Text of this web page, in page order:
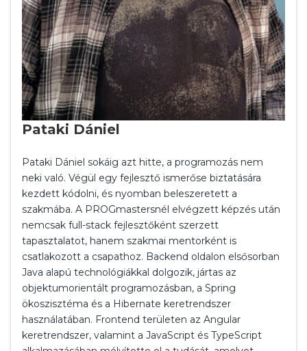
Pataki Dániel
Pataki Dániel sokáig azt hitte, a programozás nem
neki való. Végül egy fejlesztő ismerőse biztatására
kezdett kódolni, és nyomban beleszeretett a
szakmába. A PROGmastersnél elvégzett képzés után
nemcsak full-stack fejlesztőként szerzett
tapasztalatot, hanem szakmai mentorként is
csatlakozott a csapathoz. Backend oldalon elsősorban
Java alapú technológiákkal dolgozik, jártas az
objektumorientált programozásban, a Spring
ökoszisztéma és a Hibernate keretrendszer
használatában. Frontend területen az Angular
keretrendszer, valamint a JavaScript és TypeScript